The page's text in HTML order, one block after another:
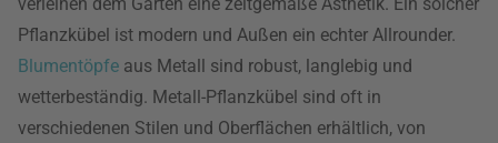
Pflanzkübel ist modern und Außen ein echter Allrounder.
Blumentöpfe aus Metall sind robust, langlebig und
wetterbeständig. Metall-Pflanzkübel sind oft in
verschiedenen Stilen und Oberflächen erhältlich, von